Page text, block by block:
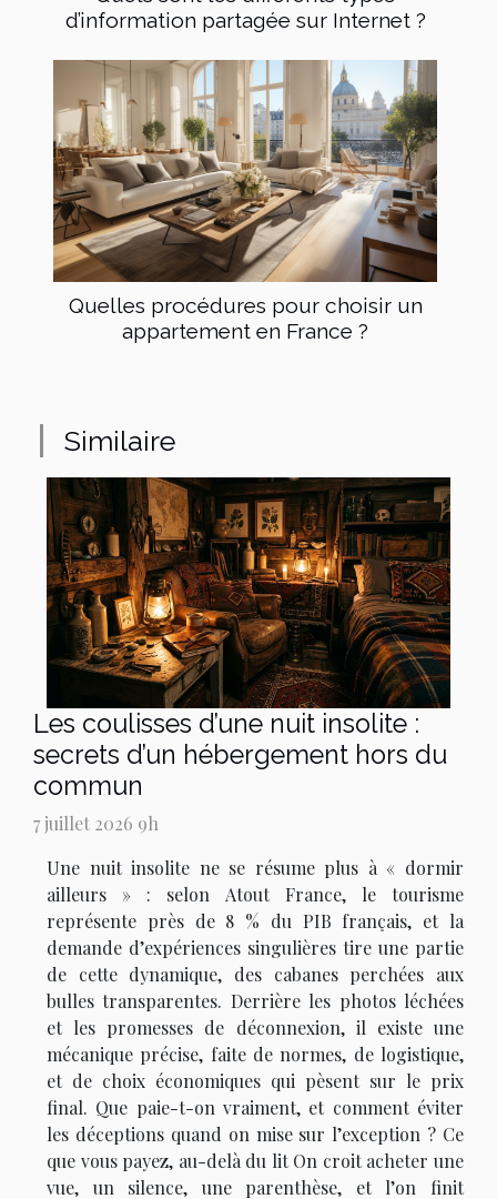
d’information partagée sur Internet ?
Quelles procédures pour choisir un
appartement en France ?
Similaire
Les coulisses d’une nuit insolite :
secrets d’un hébergement hors du
commun
7 juillet 2026 9h
Une nuit insolite ne se résume plus à « dormir
ailleurs » : selon Atout France, le tourisme
représente près de 8 % du PIB français, et la
demande d’expériences singulières tire une partie
de cette dynamique, des cabanes perchées aux
bulles transparentes. Derrière les photos léchées
et les promesses de déconnexion, il existe une
mécanique précise, faite de normes, de logistique,
et de choix économiques qui pèsent sur le prix
final. Que paie-t-on vraiment, et comment éviter
les déceptions quand on mise sur l’exception ? Ce
que vous payez, au-delà du lit On croit acheter une
vue, un silence, une parenthèse, et l’on finit